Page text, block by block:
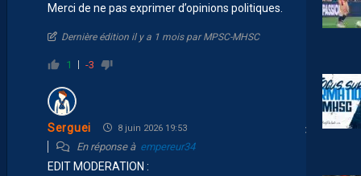
Merci de ne pas exprimer d’opinions politiques.
Dernière édition il y a 1 mois par MPSC-MHSC
1 -3
Serguei 8 juin 2026 19:53
En réponse à empereur34
EDIT MODERATION :